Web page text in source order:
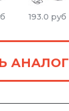
193.0 руб
АНАЛОГ